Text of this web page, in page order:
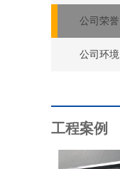
公司荣誉
公司环境
工程案例